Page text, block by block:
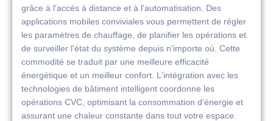
grâce à l'accès à distance et à l'automatisation. Des
applications mobiles conviviales vous permettent de régler
les paramètres de chauffage, de planifier les opérations et
de surveiller l'état du système depuis n'importe où. Cette
commodité se traduit par une meilleure efficacité
énergétique et un meilleur confort. L'intégration avec les
technologies de bâtiment intelligent coordonne les
opérations CVC, optimisant la consommation d'énergie et
assurant une chaleur constante dans tout votre espace.